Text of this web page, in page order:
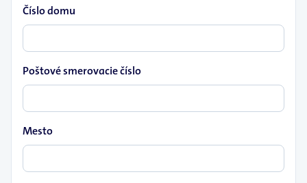
Číslo domu
Poštové smerovacie číslo
Mesto